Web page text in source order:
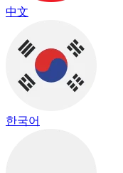
中文
한국어